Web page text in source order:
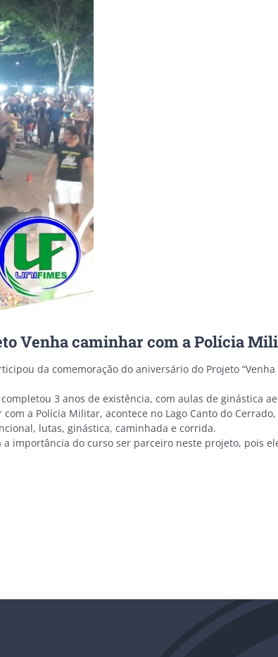
Venha caminhar com a Polícia
da comemoração do aniversário do Projeto
3 anos de existência, com aulas de ginástica
a Polícia Militar, acontece no Lago Canto do
lutas, ginástica, caminhada e corrida.
a importância do curso ser parceiro neste projeto, pois